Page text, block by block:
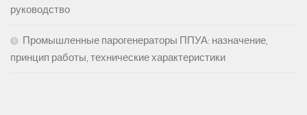
руководство
Промышленные парогенераторы ППУА: назначение,
принцип работы, технические характеристики